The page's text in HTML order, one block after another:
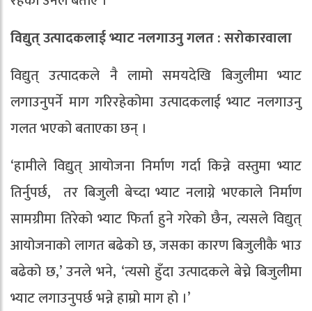
विद्युत् उत्पादकलाई भ्याट नलगाउनु गलत : सरोकारवाला
विद्युत् उत्पादकले नै लामो समयदेखि बिजुलीमा भ्याट
लगाउनुपर्ने माग गरिरहेकोमा उत्पादकलाई भ्याट नलगाउनु
गलत भएको बताएका छन् ।
‘हामीले विद्युत् आयोजना निर्माण गर्दा किन्ने वस्तुमा भ्याट
तिर्नुपर्छ, तर बिजुली बेच्दा भ्याट नलाग्ने भएकाले निर्माण
सामग्रीमा तिरेको भ्याट फिर्ता हुने गरेको छैन, त्यसले विद्युत्
आयोजनाको लागत बढेको छ, जसका कारण बिजुलीकै भाउ
बढेको छ,’ उनले भने, ‘त्यसो हुँदा उत्पादकले बेच्ने बिजुलीमा
भ्याट लगाउनुपर्छ भन्ने हाम्रो माग हो ।’